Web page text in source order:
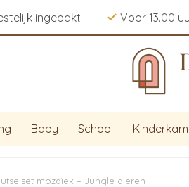
ingepakt Voor 13.00
Baby School
mozaïek – Jungle dieren